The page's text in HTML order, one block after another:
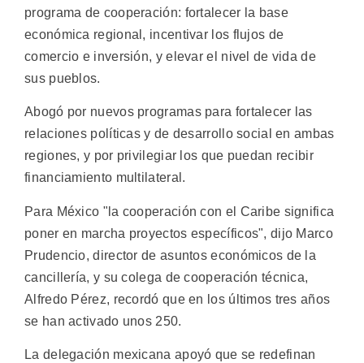
programa de cooperación: fortalecer la base
económica regional, incentivar los flujos de
comercio e inversión, y elevar el nivel de vida de
sus pueblos.
Abogó por nuevos programas para fortalecer las
relaciones políticas y de desarrollo social en ambas
regiones, y por privilegiar los que puedan recibir
financiamiento multilateral.
Para México "la cooperación con el Caribe significa
poner en marcha proyectos específicos", dijo Marco
Prudencio, director de asuntos económicos de la
cancillería, y su colega de cooperación técnica,
Alfredo Pérez, recordó que en los últimos tres años
se han activado unos 250.
La delegación mexicana apoyó que se redefinan